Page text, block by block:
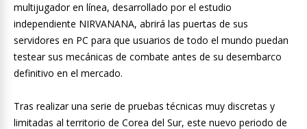
multijugador en línea, desarrollado por el estudio
independiente NIRVANANA, abrirá las puertas de sus
servidores en PC para que usuarios de todo el mundo puedan
testear sus mecánicas de combate antes de su desembarco
definitivo en el mercado.
Tras realizar una serie de pruebas técnicas muy discretas y
limitadas al territorio de Corea del Sur, este nuevo periodo de